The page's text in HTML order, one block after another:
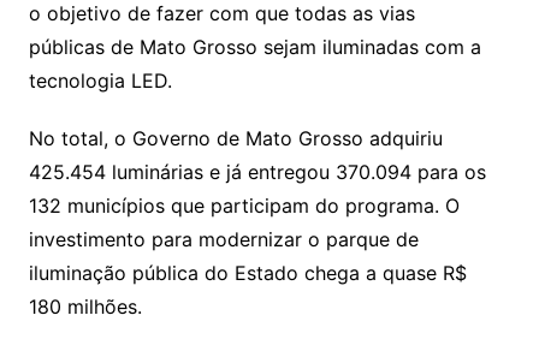
o objetivo de fazer com que todas as vias
públicas de Mato Grosso sejam iluminadas com a
tecnologia LED.
No total, o Governo de Mato Grosso adquiriu
425.454 luminárias e já entregou 370.094 para os
132 municípios que participam do programa. O
investimento para modernizar o parque de
iluminação pública do Estado chega a quase R$
180 milhões.